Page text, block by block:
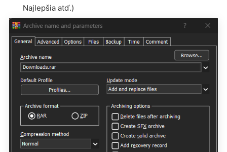
Najlepšia atď.)